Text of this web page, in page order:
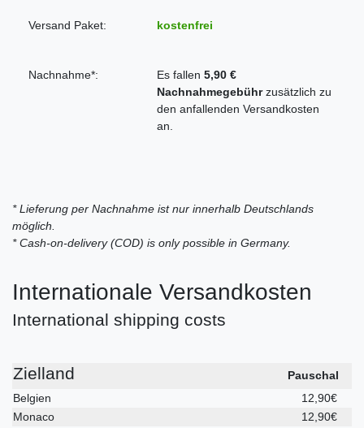
Versand Paket: kostenfrei
Nachnahme*: Es fallen 5,90 €
Nachnahmegebührzusätzlich zu
den anfallenden Versandkosten
an.
* Lieferung per Nachnahme ist nur innerhalb Deutschlands
möglich.
* Cash-on-delivery (COD) is only possible in Germany.
Internationale Versandkosten
International shipping costs
Zielland
Pauschal
Belgien
12,90€
Monaco
12,90€